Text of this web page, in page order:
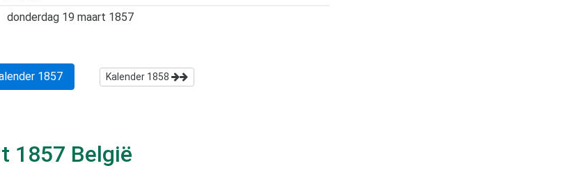
donderdag 19 maart 1857
1857 Kalender 1858
1857 België